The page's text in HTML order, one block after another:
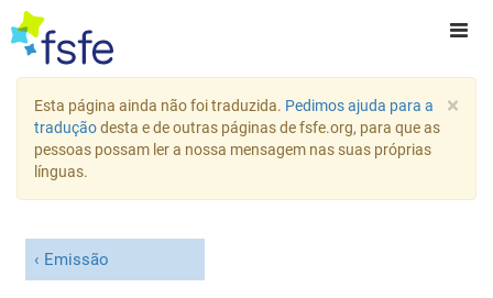
×
Esta página ainda não foi traduzida. Pedimos ajuda para a
traduçãodesta e de outras páginas de fsfe.org, para que as
pessoas possam ler a nossa mensagem nas suas próprias
línguas.
Emissão